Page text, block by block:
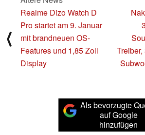
⟨
Realme Dizo Watch D
Pro startet am 9. Januar
mit brandneuen OS-
Features und 1,85 Zoll
Display
Als bevorzugte
auf Google
hinzufügen